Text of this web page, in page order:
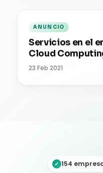
ANUNCIO
Servicios en el
Cloud
23 Feb 2021
✓ 154